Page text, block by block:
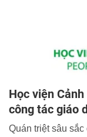
Học viện
công tác giáo
Quán triệt sâu